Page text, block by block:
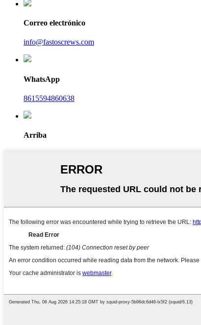
Correo electrónico
info@fastoscrews.com
WhatsApp
8615594860638
Arriba